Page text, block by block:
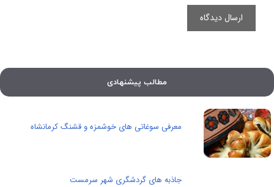
مطالب پیشنهادی
معرفی سوغاتی های خوشمزه و قشنگ کرمانشاه
جاذبه های گردشگری شهر سرمست